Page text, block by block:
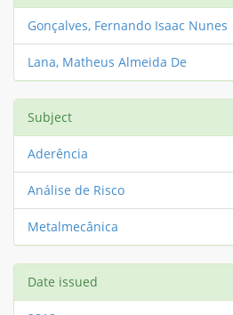
Gonçalves, Fernando Isaac Nunes
Lana, Matheus Almeida De
Subject
Aderência
Análise de Risco
Metalmecânica
Date issued